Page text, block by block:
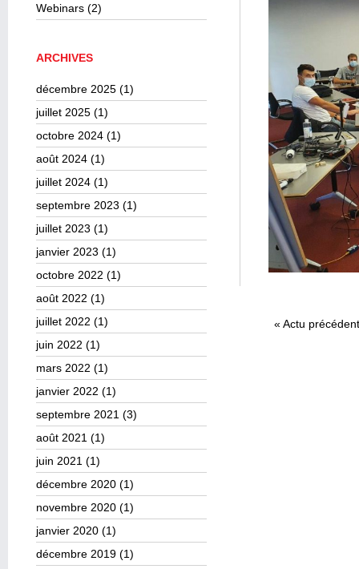
Webinars (2)
ARCHIVES
décembre 2025 (1)
juillet 2025 (1)
octobre 2024 (1)
août 2024 (1)
juillet 2024 (1)
septembre 2023 (1)
juillet 2023 (1)
janvier 2023 (1)
octobre 2022 (1)
août 2022 (1)
juillet 2022 (1)
juin 2022 (1)
mars 2022 (1)
janvier 2022 (1)
septembre 2021 (3)
août 2021 (1)
juin 2021 (1)
décembre 2020 (1)
novembre 2020 (1)
janvier 2020 (1)
décembre 2019 (1)
« Actu